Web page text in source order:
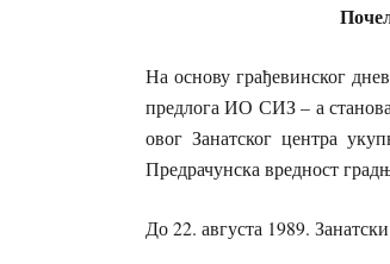
На основу грађевинског
предлога ИО СИЗ – а
овог Занатског центра
Предрачунска вредност
До 22. августа 1989.